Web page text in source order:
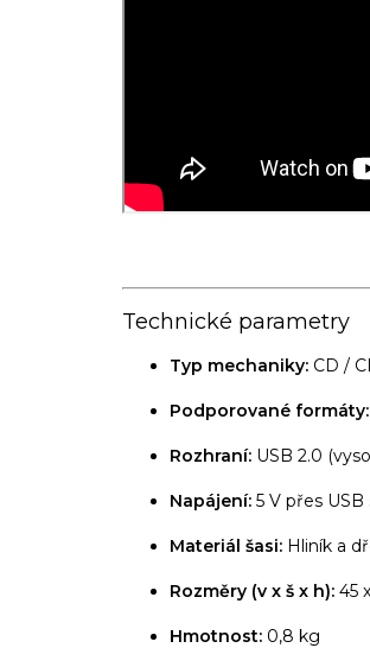
Technické parametry
Typ mechaniky: CD /
Podporované formáty:
Rozhraní: USB 2.0
Napájení: 5 V přes
Materiál šasi: Hliník a
Rozměry (v x š x h): 45
Hmotnost: 0,8 kg